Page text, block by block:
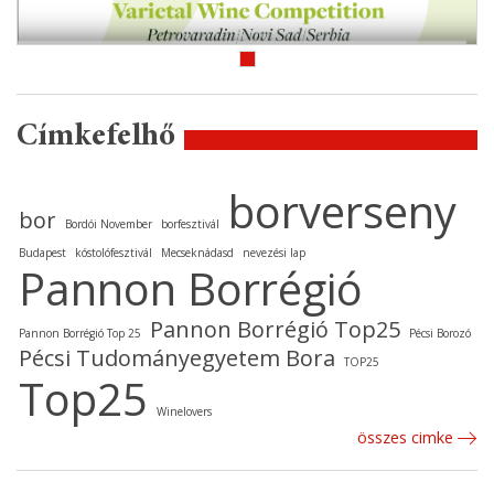
Címkefelhő
bor Bordói November borfesztivál borverseny
Budapest kóstolófesztivál Mecseknádasd nevezési lap
Pannon Borrégió
Pannon Borrégió Top 25 Pannon Borrégió Top25 Pécsi Borozó
Pécsi Tudományegyetem Bora TOP25
Top25 Winelovers
összes cimke